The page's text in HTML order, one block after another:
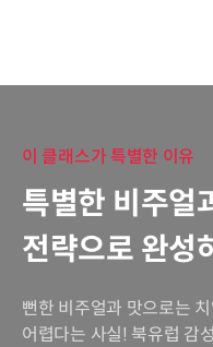
이 클래스가 특별한 이유
특별한 비주얼
전략으로 완성
뻔한 비주얼과 맛으로는
어렵다는 사실! 북유럽 감